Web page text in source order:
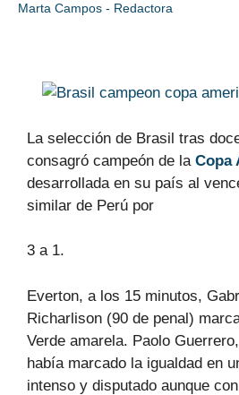
Marta Campos - Redactora
La selección de Brasil tras
consagró campeón de la Copa
desarrollada en su país al
similar de Perú por
3 a 1.
Everton, a los 15 minutos,
Richarlison (90 de penal)
Verde amarela. Paolo
había marcado la igualdad en
intenso y disputado aunque